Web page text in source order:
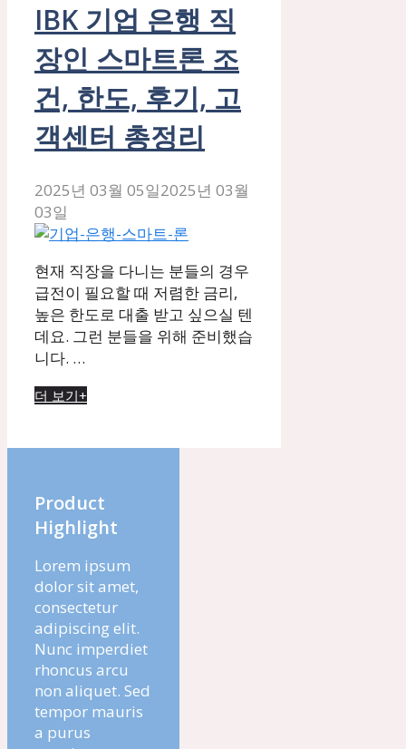
IBK 기업 은행 직
장인 스마트론 조
건, 한도, 후기, 고
객센터 총정리
2025년 03월 05일2025년 03월
03일
현재 직장을 다니는 분들의 경우
급전이 필요할 때 저렴한 금리,
높은 한도로 대출 받고 싶으실 텐
데요. 그런 분들을 위해 준비했습
니다. …
더 보기+
Product
Highlight
Lorem ipsum
dolor sit amet,
consectetur
adipiscing elit.
Nunc imperdiet
rhoncus arcu
non aliquet. Sed
tempor mauris
a purus